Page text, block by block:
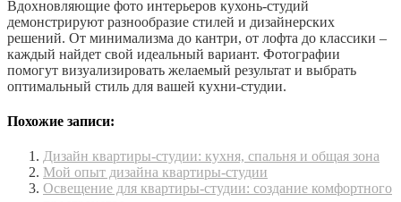
Вдохновляющие фото интерьеров кухонь-студий
демонстрируют разнообразие стилей и дизайнерских
решений. От минимализма до кантри, от лофта до классики –
каждый найдет свой идеальный вариант. Фотографии
помогут визуализировать желаемый результат и выбрать
оптимальный стиль для вашей кухни-студии.
Похожие записи:
Дизайн квартиры-студии: кухня, спальня и общая зона
Мой опыт дизайна квартиры-студии
Освещение для квартиры-студии: создание комфортного